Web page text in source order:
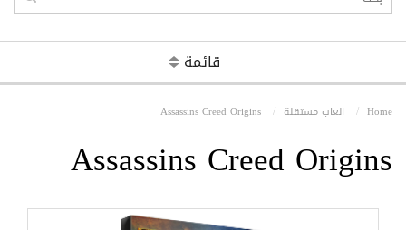
قائمة
Home العاب مستقلة Assassins Creed Origins
Assassins Creed Origins